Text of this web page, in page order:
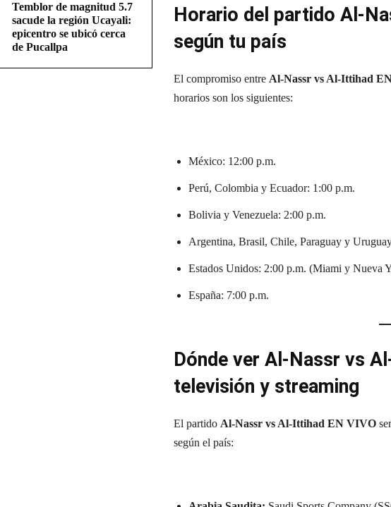
Temblor de magnitud 5.7
sacude la región Ucayali:
epicentro se ubicó cerca
de Pucallpa
Horario del partido Al-
según tu país
El compromiso entre Al-Nassr vs Al-Ittihad
horarios son los siguientes:
México: 12:00 p.m.
Perú, Colombia y Ecuador: 1:00 p.m.
Bolivia y Venezuela: 2:00 p.m.
Argentina, Brasil, Chile, Paraguay y
Estados Unidos: 2:00 p.m. (Miami y Nueva
España: 7:00 p.m.
Dónde ver Al-Nassr vs
televisión y streaming
El partido Al-Nassr vs Al-Ittihad EN VIVO
según el país: